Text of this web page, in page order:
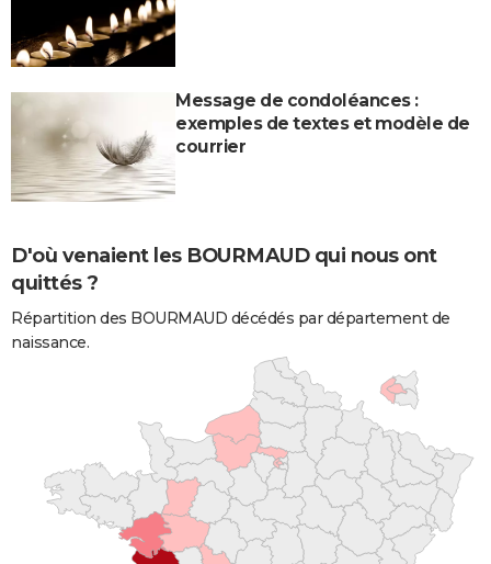
Message de condoléances :
exemples de textes et modèle de
courrier
D'où venaient les BOURMAUD qui nous ont
quittés ?
Répartition des BOURMAUD décédés par département de
naissance.